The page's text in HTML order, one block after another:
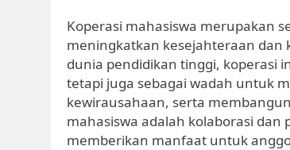
Koperasi mahasiswa merupakan
meningkatkan kesejahteraan dan
dunia pendidikan tinggi, koperasi
tetapi juga sebagai wadah untuk
kewirausahaan, serta
mahasiswa adalah kolaborasi
memberikan manfaat untuk